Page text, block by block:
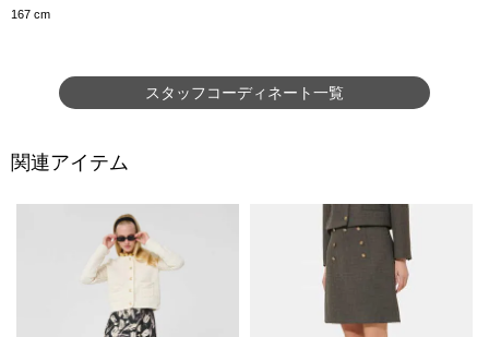
167 cm
スタッフコーディネート一覧
関連アイテム